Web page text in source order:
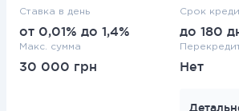
Ставка в день
от 0,01% до 1,4%
Срок
до 180
Макс. сумма
30 000 грн Нет